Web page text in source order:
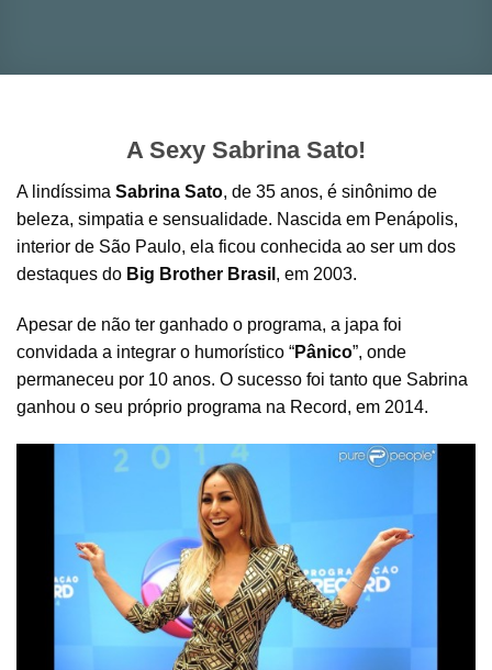
A Sexy Sabrina Sato!
A lindíssima Sabrina Sato, de 35 anos, é sinônimo de
beleza, simpatia e sensualidade. Nascida em Penápolis,
interior de São Paulo, ela ficou conhecida ao ser um dos
destaques do Big Brother Brasil , em 2003.
Apesar de não ter ganhado o programa, a japa foi
convidada a integrar o humorístico “Pânico”, onde
permaneceu por 10 anos. O sucesso foi tanto que Sabrina
ganhou o seu próprio programa na Record, em 2014.